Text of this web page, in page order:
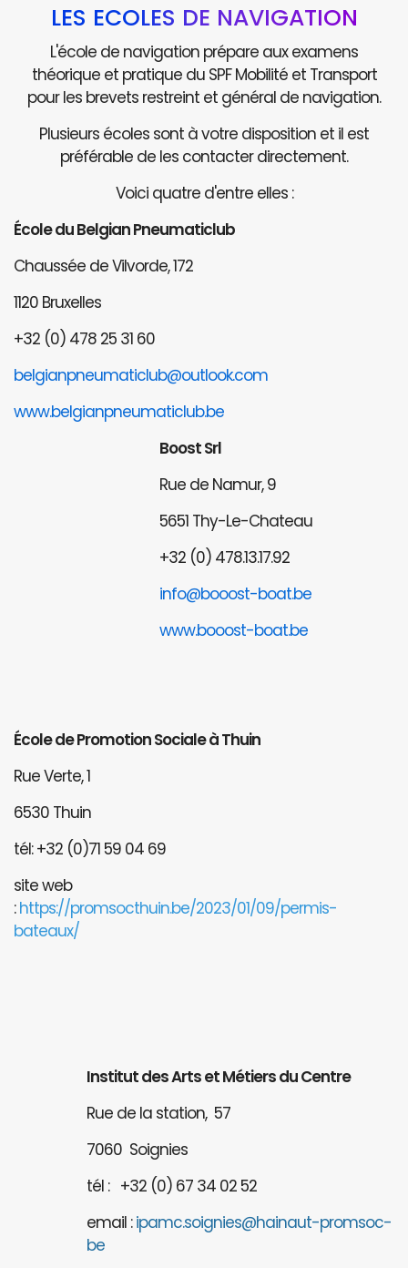
LES ÉCOLES DE NAVIGATION
L'école de navigation prépare aux examens
théorique et pratique du SPF Mobilité et Transport
pour les brevets restreint et général de navigation.
Plusieurs écoles sont à votre disposition et il est
préférable de les contacter directement.
Voici quatre d'entre elles :
École du Belgian Pneumaticlub
Chaussée de Vilvorde, 172
1120 Bruxelles
+32 (0) 478 25 31 60
belgianpneumaticlub@outlook.com
www.belgianpneumaticlub.be
Boost Srl
Rue de Namur, 9
5651 Thy-Le-Chateau
+32 (0) 478.13.17.92
info@booost-boat.be
www.booost-boat.be
École de Promotion Sociale à Thuin
Rue Verte, 1
6530 Thuin
tél: +32 (0)71 59 04 69
site web
:https://promsocthuin.be/2023/01/09/permis-
bateaux/
Institut des Arts et Métiers du Centre
Rue de la station, 57
7060 Soignies
tél : +32 (0) 67 34 02 52
email :ipamc.soignies@hainaut-promsoc-
be